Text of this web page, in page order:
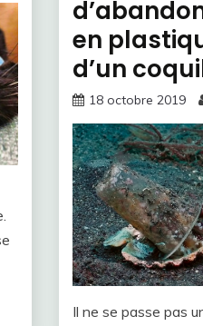
en
d’un
18 octobre 2019
Il ne se passe pas